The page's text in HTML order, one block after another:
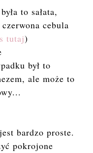
to sałata,
cebula
tutaj)
był to
ale może to
bardzo proste.
pokrojone